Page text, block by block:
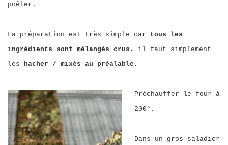
poêler.
La préparation est très simple car tous les
ingrédients sont mélangés crus , il faut simplement
les hacher / mixés au préalable.
Préchauffer le four à
200°.
Dans un gros saladier